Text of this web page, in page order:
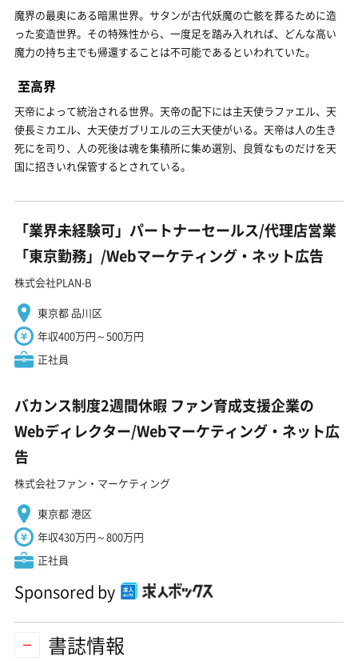
魔界の最奥にある暗黒世界。サタンが古代妖魔の亡骸を葬るために造
った変造世界。その特殊性から、一度足を踏み入れれば、どんな高い
魔力の持ち主でも帰還することは不可能であるといわれていた。
至高界
天帝によって統治される世界。天帝の配下には主天使ラファエル、天
使長ミカエル、大天使ガブリエルの三大天使がいる。天帝は人の生き
死にを司り、人の死後は魂を集積所に集め選別、良質なものだけを天
国に招きいれ保管するとされている。
「業界未経験可」パートナーセールス/代理店営業
「東京勤務」/Webマーケティング・ネット広告
株式会社PLAN-B
東京都 品川区
年収400万円～500万円
正社員
バカンス制度2週間休暇 ファン育成支援企業の
Webディレクター/Webマーケティング・ネット広
告
株式会社ファン・マーケティング
東京都 港区
年収430万円～800万円
正社員
Sponsored by
書誌情報